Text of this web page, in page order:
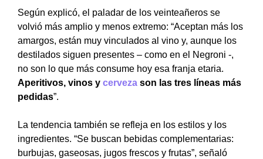
Según explicó, el paladar de los veinteañeros se
volvió más amplio y menos extremo: “Aceptan más los
amargos, están muy vinculados al vino y, aunque los
destilados siguen presentes – como en el Negroni -,
no son lo que más consume hoy esa franja etaria.
Aperitivos, vinos y cerveza son las tres líneas más
pedidas”.
La tendencia también se refleja en los estilos y los
ingredientes. “Se buscan bebidas complementarias:
burbujas, gaseosas, jugos frescos y frutas”, señaló